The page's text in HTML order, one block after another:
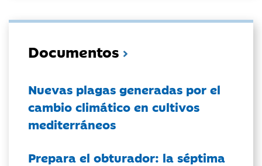
Documentos
Nuevas plagas generadas por el
cambio climático en cultivos
mediterráneos
Prepara el obturador: la séptima